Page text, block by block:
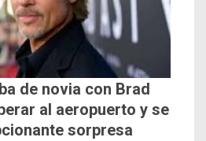
de novia con Brad
al aeropuerto y se
sorpresa